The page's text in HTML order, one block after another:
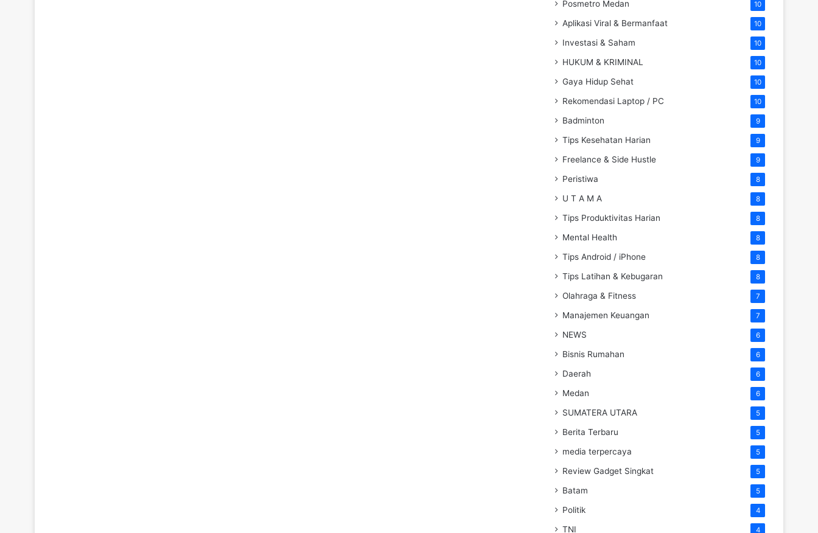
Posmetro Medan 10
Aplikasi Viral & Bermanfaat 10
Investasi & Saham 10
HUKUM & KRIMINAL 10
Gaya Hidup Sehat 10
Rekomendasi Laptop / PC 10
Badminton 9
Tips Kesehatan Harian 9
Freelance & Side Hustle 9
Peristiwa 8
U T A M A 8
Tips Produktivitas Harian 8
Mental Health 8
Tips Android / iPhone 8
Tips Latihan & Kebugaran 8
Olahraga & Fitness 7
Manajemen Keuangan 7
NEWS 6
Bisnis Rumahan 6
Daerah 6
Medan 6
SUMATERA UTARA 5
Berita Terbaru 5
media terpercaya 5
Review Gadget Singkat 5
Batam 5
Politik 4
TNI 4